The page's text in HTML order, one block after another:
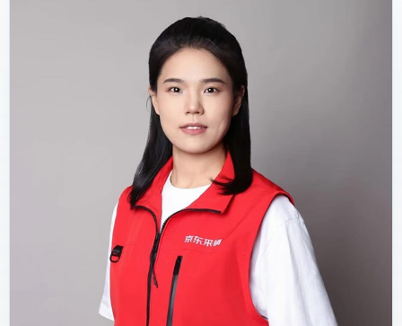
家居欣赏
装修设计
家居文化
创意家居